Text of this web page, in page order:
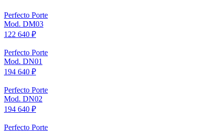
Perfecto Porte
Mod. DM03
122 640 ₽
Perfecto Porte
Mod. DN01
194 640 ₽
Perfecto Porte
Mod. DN02
194 640 ₽
Perfecto Porte